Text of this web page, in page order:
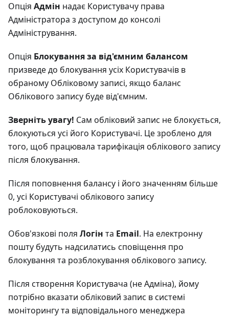
Опція Адмін надає Користувачу права
Адміністратора з доступом до консолі
Адміністрування.
Опція Блокування за від'ємним балансом
призведе до блокування усіх Користувачів в
обраному Обліковому записі, якщо баланс
Облікового запису буде від'ємним.
Зверніть увагу! Сам обліковий запис не блокується,
блокуються усі його Користувачі. Це зроблено для
того, щоб працювала тарифікація облікового запису
після блокування.
Після поповнення балансу і його значенням більше
0, усі Користувачі облікового запису
роблоковуються.
Обов'язкові поля Логін та Email. На електронну
пошту будуть надсилатись сповіщення про
блокування та розблокування облікового запису.
Після створення Користувача (не Адміна), йому
потрібно вказати обліковий запис в системі
моніторингу та відповідального менеджера